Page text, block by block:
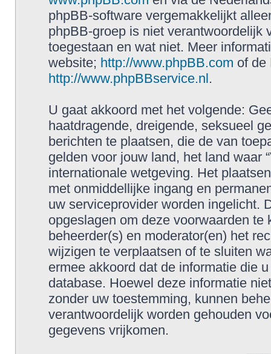
phpBB-software vergemakkelijkt
phpBB-groep is niet verantwoordelijk
toegestaan en wat niet. Meer
website; http://www.phpBB.com of de
http://www.phpBBservice.nl.
U gaat akkoord met het volgende:
haatdragende, dreigende, seksueel
berichten te plaatsen, die de van
gelden voor jouw land, het land waar
internationale wetgeving. Het
met onmiddellijke ingang en
uw serviceprovider worden ingelicht.
opgeslagen om deze voorwaarden
beheerder(s) en moderator(en) het
wijzigen te verplaatsen of te sluiten
ermee akkoord dat de informatie die
database. Hoewel deze informatie
zonder uw toestemming, kunnen
verantwoordelijk worden gehouden
gegevens vrijkomen.